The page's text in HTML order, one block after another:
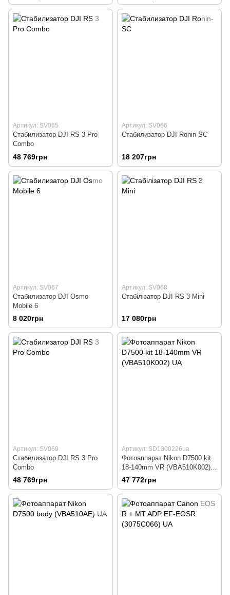
Артикул: SV065
Стабилизатор DJI RS 3 Pro
Combo
48 769грн
Артикул: SV066
Стабилизатор DJI Ronin-SC
18 207грн
Артикул: SV067
Стабилизатор DJI Osmo
Mobile 6
8 020грн
Артикул: SV068
Стабілізатор DJI RS 3 Mini
17 080грн
Артикул: SV069
Стабилизатор DJI RS 3 Pro
Combo
48 769грн
Артикул: SD1300226ua
Фотоаппарат Nikon D7500 kit
18-140mm VR (VBA510K002)
UA
47 772грн